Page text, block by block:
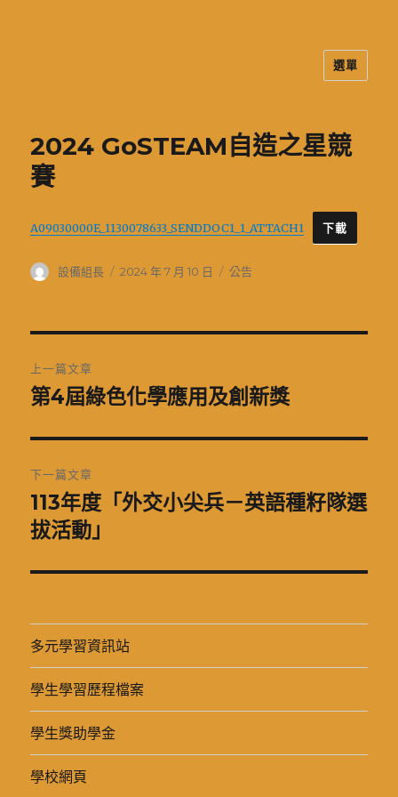
選單
2024 GoSTEAM自造之星競
賽
A09030000E_1130078633_SENDDOC1_1_ATTACH1 下載
作
設備組長
發
2024 年 7 月 10 日
分
公告
章
覽
上一篇文章
上
篇
文
章:
第4屆綠色化學應用及創新獎
下一篇文章
下
一
文
113年度「外交小尖兵－英語種籽隊選
拔活動」
多元學習資訊站
學生學習歷程檔案
學生獎助學金
學校網頁